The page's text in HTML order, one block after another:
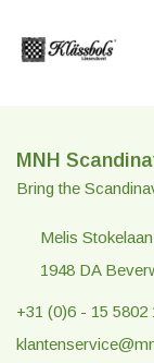
MNH
Bring the
Melis
1948 DA
+31 (0)6 - 15 5802